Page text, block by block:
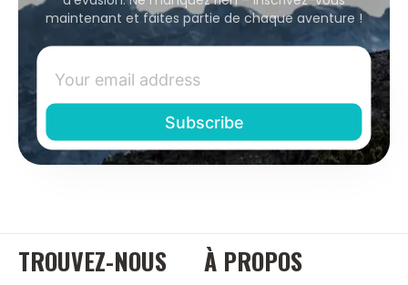
maintenant et faites partie de chaque aventure !
TROUVEZ-NOUS À PROPOS